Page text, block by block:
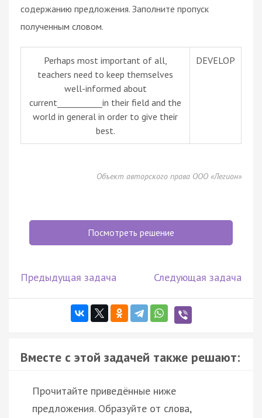
содержанию предложения. Заполните пропуск
полученным словом.
Perhaps most important of all,
teachers need to keep themselves
well-informed about
current___________in their field and the
world in general in order to give their
best.
DEVELOP
Объект авторского права ООО «Легион»
Посмотреть решение
Предыдущая задача Следующая задача
Вместе с этой задачей также решают:
Прочитайте приведённые ниже
предложения. Образуйте от слова,